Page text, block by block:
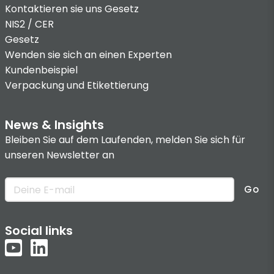
Kontaktieren sie uns Gesetz
NIS2 / CER
Gesetz
Wenden sie sich an einen Experten
Kundenbeispiel
Verpackung und Etikettierung
News & Insights
Bleiben Sie auf dem Laufenden, melden Sie sich für
unseren Newsletter an
Go
Social links